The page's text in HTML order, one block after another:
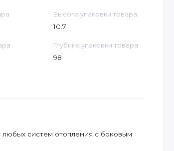
Высота упаковки товара
10.7
Глубина упаковки товара
98
систем отопления с боковым